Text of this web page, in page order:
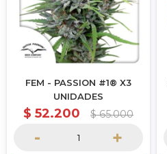
FEM - PASSION #1® X3
UNIDADES
$ 52.200 $ 65.000
- +